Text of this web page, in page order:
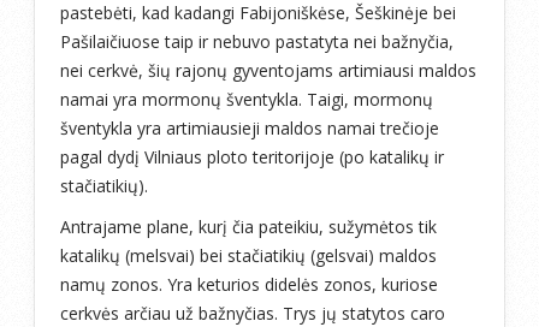
pastebėti, kad kadangi Fabijoniškėse, Šeškinėje bei
Pašilaičiuose taip ir nebuvo pastatyta nei bažnyčia,
nei cerkvė, šių rajonų gyventojams artimiausi maldos
namai yra mormonų šventykla. Taigi, mormonų
šventykla yra artimiausieji maldos namai trečioje
pagal dydį Vilniaus ploto teritorijoje (po katalikų ir
stačiatikių).
Antrajame plane, kurį čia pateikiu, sužymėtos tik
katalikų (melsvai) bei stačiatikių (gelsvai) maldos
namų zonos. Yra keturios didelės zonos, kuriose
cerkvės arčiau už bažnyčias. Trys jų statytos caro